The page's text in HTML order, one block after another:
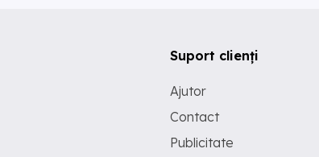
Suport clienți
Ajutor
Contact
Publicitate